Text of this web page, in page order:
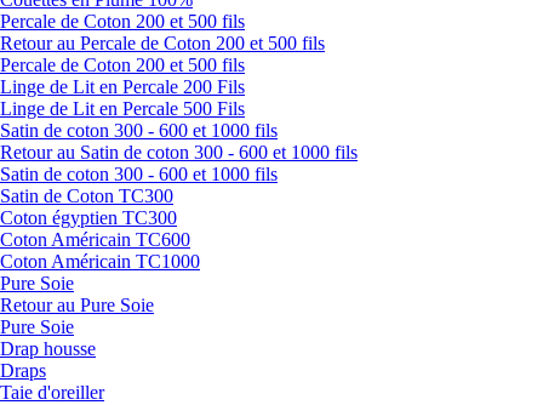
Percale de Coton 200 et 500 fils
Retour au Percale de Coton 200 et 500 fils
Percale de Coton 200 et 500 fils
Linge de Lit en Percale 200 Fils
Linge de Lit en Percale 500 Fils
Satin de coton 300 - 600 et 1000 fils
Retour au Satin de coton 300 - 600 et 1000 fils
Satin de coton 300 - 600 et 1000 fils
Satin de Coton TC300
Coton égyptien TC300
Coton Américain TC600
Coton Américain TC1000
Pure Soie
Retour au Pure Soie
Pure Soie
Drap housse
Draps
Taie d'oreiller